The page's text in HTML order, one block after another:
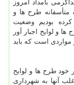
بامداد امروز
متأسفانه طرح ها و
بودیم وضعیت
و لوایح اجبار آور
است كه باید
خود طرح ها و لوایح
آنها به شهرداری